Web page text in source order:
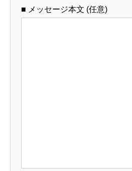
■ メッセージ本文 (任意)